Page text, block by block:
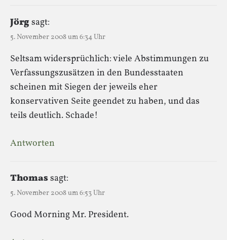
Jörgsagt:
5. November 2008 um 6:34 Uhr
Seltsam widersprüchlich: viele Abstimmungen zu
Verfassungszusätzen in den Bundesstaaten
scheinen mit Siegen der jeweils eher
konservativen Seite geendet zu haben, und das
teils deutlich. Schade!
Antworten
Thomassagt:
5. November 2008 um 6:53 Uhr
Good Morning Mr. President.